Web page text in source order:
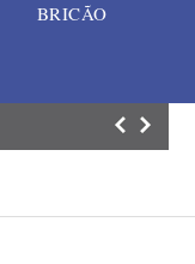
BRICÃO
Cartório